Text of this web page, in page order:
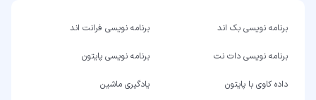
برنامه نویسی بک اند برنامه نویسی فرانت اند
برنامه نویسی دات نت برنامه نویسی پایتون
داده کاوی با پایتون یادگیری ماشین